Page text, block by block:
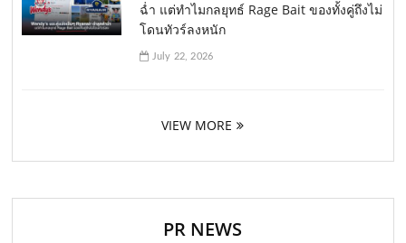
ฉ่ำ แต่ทำไมกลยุทธ์ Rage Bait ของทั้งคู่ถึงไม่
โดนทัวร์ลงหนัก
July 22, 2026
VIEW MORE
PR NEWS